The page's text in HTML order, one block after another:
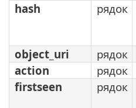
hash
рядок
object_uri
рядок
action
рядок
firstseen
рядок